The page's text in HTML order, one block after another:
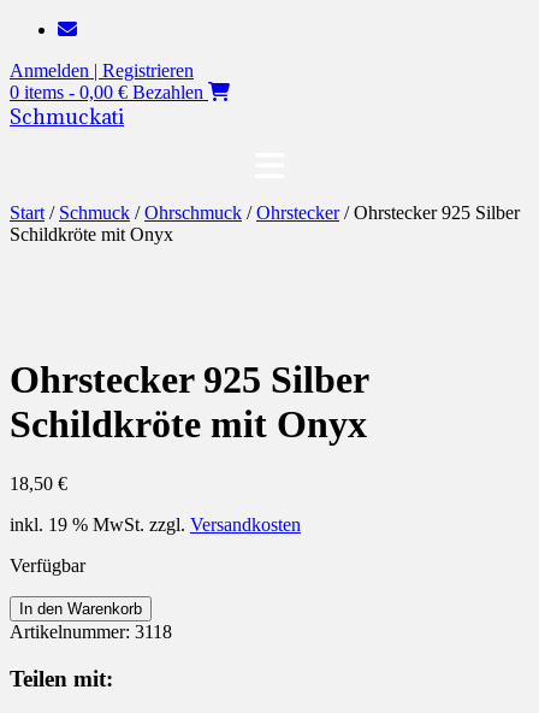
Zum
springen
Anmelden | Registrieren
0 items - 0,00 € Bezahlen
Schmuckati
Start / Schmuck /Ohrschmuck /Ohrstecker/ Ohrstecker 925 Silber
Schildkröte mit Onyx
Ohrstecker 925 Silber
Schildkröte mit Onyx
18,50 €
inkl. 19 % MwSt. zzgl. Versandkosten
Verfügbar
Ohrstecker
925
Schildkröte
mit
In den Warenkorb
Artikelnummer: 3118
Teilen mit: